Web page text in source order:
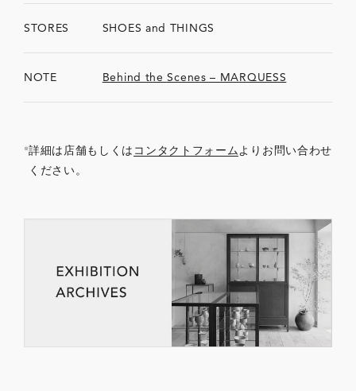
STORES SHOES and THINGS
NOTE Behind the Scenes – MARQUESS
詳細は店舗もしくは コンタクトフォームよりお問い合わせ
ください。